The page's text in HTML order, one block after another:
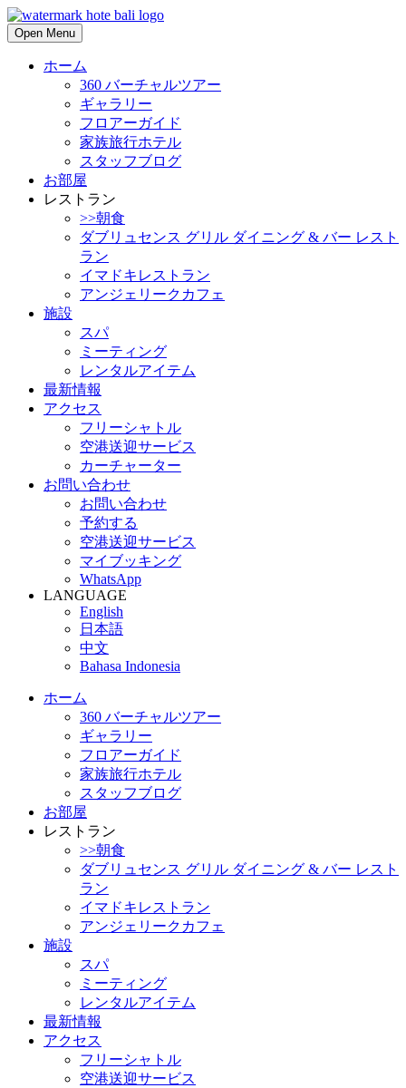
Open Menu
ホーム
360 バーチャルツアー
ギャラリー
フロアーガイド
家族旅行ホテル
スタッフブログ
お部屋
レストラン
>>朝食
ダブリュセンス グリル ダイニング & バー レスト
ラン
イマドキレストラン
アンジェリークカフェ
施設
スパ
ミーティング
レンタルアイテム
最新情報
アクセス
フリーシャトル
空港送迎サービス
カーチャーター
お問い合わせ
お問い合わせ
予約する
空港送迎サービス
マイブッキング
WhatsApp
LANGUAGE
English
日本語
中文
Bahasa Indonesia
ホーム
360 バーチャルツアー
ギャラリー
フロアーガイド
家族旅行ホテル
スタッフブログ
お部屋
レストラン
>>朝食
ダブリュセンス グリル ダイニング & バー レスト
ラン
イマドキレストラン
アンジェリークカフェ
施設
スパ
ミーティング
レンタルアイテム
最新情報
アクセス
フリーシャトル
空港送迎サービス